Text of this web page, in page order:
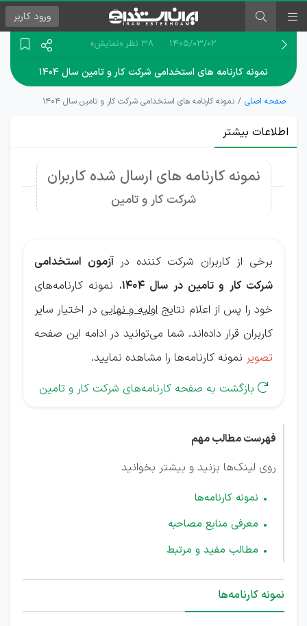
ورود کاربر
۱۴۰۵/۰۳/۰۲ 38 نظر «نمایش»
نمونه کارنامه های استخدامی شرکت کار و تامین سال ۱۴۰۴
صفحه اصلی نمونه کارنامه های استخدامی شرکت کار و تامین سال ۱۴۰۴
اطلاعات بیشتر
نمونه کارنامه های ارسال شده کاربران
شرکت کار و تامین
برخی از کاربران شرکت کننده درآزمون استخدامی
شرکت کار و تامین در سال 1404
، نمونه کارنامه‌های
خود را پس از اعلام نتایجاولیه و نهایی در اختیار سایر
کاربران قرار داده‌اند. شما می‌توانید در ادامه این صفحه
تصویر نمونه کارنامه‌ها را مشاهده نمایید.
 بازگشت به صفحه کارنامه‌های شرکت کار و تامین
فهرست مطالب مهم
روی لینک‌ها بزنید و بیشتر بخوانید
نمونه کارنامه‌ها
معرفی منابع مصاحبه
مطالب مفید و مرتبط
نمونه کارنامه‌ها